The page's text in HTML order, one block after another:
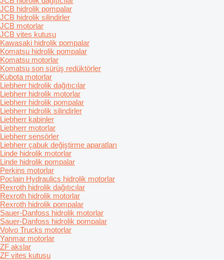
JCB hidrolik pompalar
JCB hidrolik silindirler
JCB motorlar
JCB vites kutusu
Kawasaki hidrolik pompalar
Komatsu hidrolik pompalar
Komatsu motorlar
Komatsu son sürüş redüktörler
Kubota motorlar
Liebherr hidrolik dağıtıcılar
Liebherr hidrolik motorlar
Liebherr hidrolik pompalar
Liebherr hidrolik silindirler
Liebherr kabinler
Liebherr motorlar
Liebherr sensörler
Liebherr çabuk değiştirme aparatları
Linde hidrolik motorlar
Linde hidrolik pompalar
Perkins motorlar
Poclain Hydraulics hidrolik motorlar
Rexroth hidrolik dağıtıcılar
Rexroth hidrolik motorlar
Rexroth hidrolik pompalar
Sauer-Danfoss hidrolik motorlar
Sauer-Danfoss hidrolik pompalar
Volvo Trucks motorlar
Yanmar motorlar
ZF akslar
ZF vites kutusu